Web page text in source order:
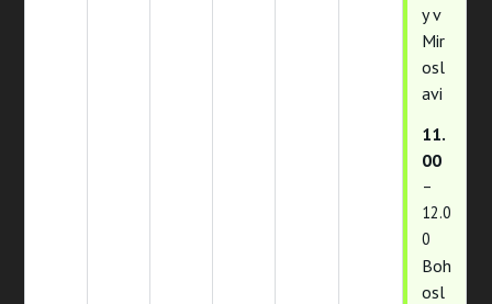
y v
Mir
osl
avi
11.
00
–
12.0
0
Boh
osl